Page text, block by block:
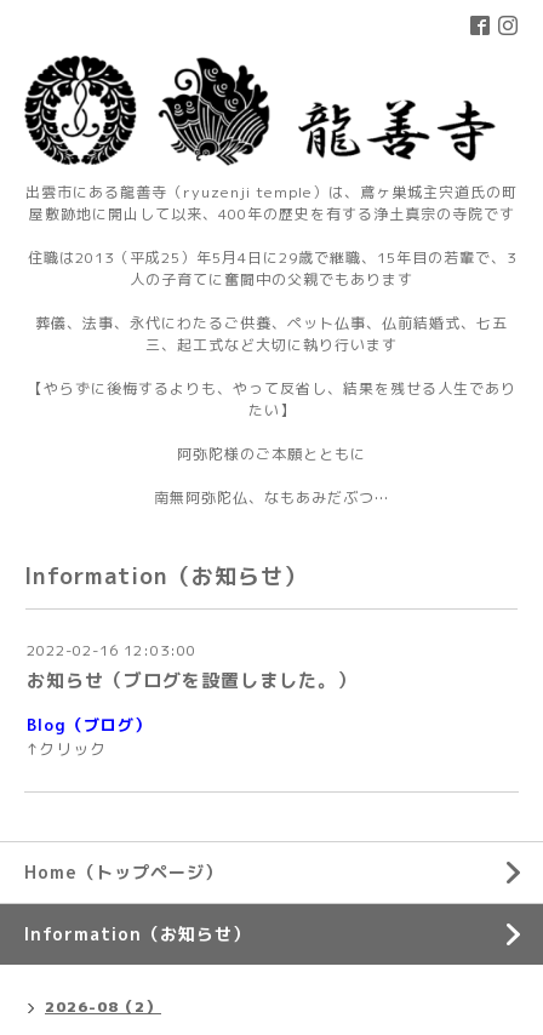
出雲市にある龍善寺（ryuzenji temple）は、鳶ヶ巣城主宍道氏の町
屋敷跡地に開山して以来、400年の歴史を有する浄土真宗の寺院です
住職は2013（平成25）年5月4日に29歳で継職、15年目の若輩で、3
人の子育てに奮闘中の父親でもあります
葬儀、法事、永代にわたるご供養、ペット仏事、仏前結婚式、七五
三、起工式など大切に執り行います
【やらずに後悔するよりも、やって反省し、結果を残せる人生であり
たい】
阿弥陀様のご本願とともに
南無阿弥陀仏、なもあみだぶつ…
Information（お知らせ）
2022-02-16 12:03:00
お知らせ（ブログを設置しました。）
Blog（ブログ）
↑クリック
Home（トップページ）
Information（お知らせ）
2026-08（2）